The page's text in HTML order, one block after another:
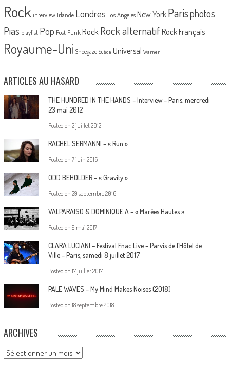
Rock interview Irlande Londres Los Angeles New York Parisphotos
Pias playlist Pop Post Punk Rock Rock alternatif Rock Français
Royaume-Uni Shoegaze Suède Universal Warner
ARTICLES AU HASARD
THE HUNDRED IN THE HANDS – Interview – Paris, mercredi
23 mai 2012
Posted on 2 juillet 2012
RACHEL SERMANNI – « Run »
Posted on 7 juin 2016
ODD BEHOLDER – « Gravity »
Posted on 29 septembre 2016
VALPARAISO & DOMINIQUE A – « Marées Hautes »
Posted on 9 mai 2017
CLARA LUCIANI – Festival Fnac Live – Parvis de l’Hôtel de
Ville – Paris, samedi 8 juillet 2017
Posted on 17 juillet 2017
PALE WAVES – My Mind Makes Noises (2018)
Posted on 18 septembre 2018
ARCHIVES
Archives